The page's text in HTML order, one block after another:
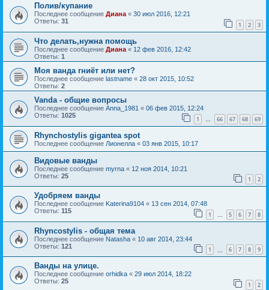
Полив/купание
Последнее сообщение Диана « 30 июл 2016, 12:21
Ответы: 31 1 2 3
Что делать,нужна помощь
Последнее сообщение Диана « 12 фев 2016, 12:42
Ответы: 1
Моя ванда гниёт или нет?
Последнее сообщение lastname « 28 окт 2015, 10:52
Ответы: 2
Vanda - общие вопросы
Последнее сообщение Anna_1981 « 06 фев 2015, 12:24
Ответы: 1025 1 … 66 67 68 69
Rhynchostylis gigantea spot
Последнее сообщение Лионелла « 03 янв 2015, 10:17
Видовые ванды
Последнее сообщение myrna « 12 ноя 2014, 10:21
Ответы: 25 1 2
Удобряем ванды
Последнее сообщение Katerina9104 « 13 сен 2014, 07:48
Ответы: 115 1 … 5 6 7 8
Rhyncostylis - общая тема
Последнее сообщение Natasha « 10 авг 2014, 23:44
Ответы: 121 1 6 7 8 9
Ванды на улице.
Последнее сообщение orhidka « 29 июл 2014, 18:22
Ответы: 25 1 2